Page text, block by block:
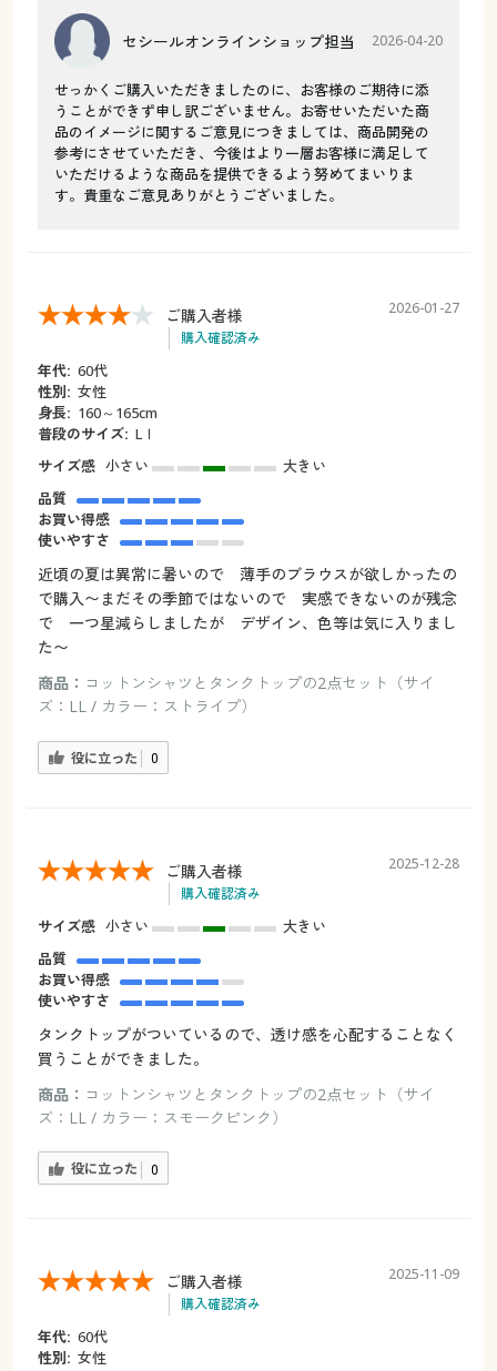
セシールオンラインショップ担当 2026-04-20
せっかくご購入いただきましたのに、お客様のご期待に添
うことができず申し訳ございません。お寄せいただいた商
品のイメージに関するご意見につきましては、商品開発の
参考にさせていただき、今後はより一層お客様に満足して
いただけるような商品を提供できるよう努めてまいりま
す。貴重なご意見ありがとうございました。
ご購入者様
購入確認済み
2026-01-27
年代: 60代
性別: 女性
身長: 160～165cm
普段のサイズ: Lｌ
サイズ感 小さい
大きい
品質
お買い得感
使いやすさ
近頃の夏は異常に暑いので 薄手のブラウスが欲しかったの
で購入〜まだその季節ではないので 実感できないのが残念
で 一つ星減らしましたが デザイン、色等は気に入りまし
た〜
商品： コットンシャツとタンクトップの2点セット（サイ
ズ：LL / カラー：ストライプ）
役に立った 0
ご購入者様
購入確認済み
2025-12-28
サイズ感 小さい
大きい
品質
お買い得感
使いやすさ
タンクトップがついているので、透け感を心配することなく
買うことができました。
商品： コットンシャツとタンクトップの2点セット（サイ
ズ：LL / カラー：スモークピンク）
役に立った 0
ご購入者様
購入確認済み
2025-11-09
年代: 60代
性別: 女性